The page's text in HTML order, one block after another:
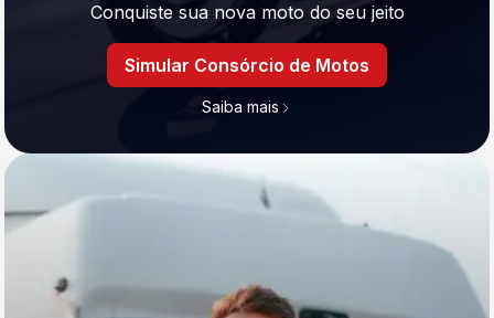
Conquiste sua nova moto do seu jeito
Simular Consórcio de Motos
Saiba mais